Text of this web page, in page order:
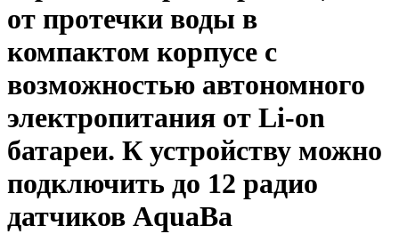
от протечки воды в
компактом корпусе с
возможностью автономного
электропитания от Li-on
батареи. К устройству можно
подключить до 12 радио
датчиков AquaBa